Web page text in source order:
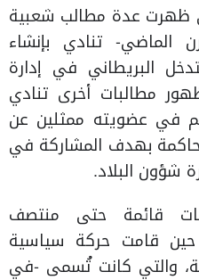
ظهرت عدة مطالب شعبية
الماضي- تنادي بإنشاء
البريطاني في إدارة
مطالبات أخرى تنادي
في عضويته ممثلين عن
بهدف المشاركة في
شؤون البلاد.
قائمة حتى منتصف
حين قامت حركة سياسية
والتي كانت تُسمى -في